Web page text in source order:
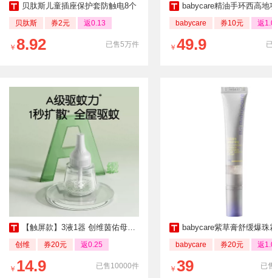
贝肽斯儿童插座保护套防触电8个
贝肽斯 券2元 返0.13
已售5万件
￥ 8.92
babycare精油手环西高地
babycare 券10元 返
￥ 49.9
【触屏款】3液1器 创维茵佑母婴款驱蚊器
创维 券20元 返0.25
已售10000件
￥ 14.9
babycare紫草膏舒缓爆珠霜婴儿宝宝蚊
babycare 券20元 返
已
￥ 39